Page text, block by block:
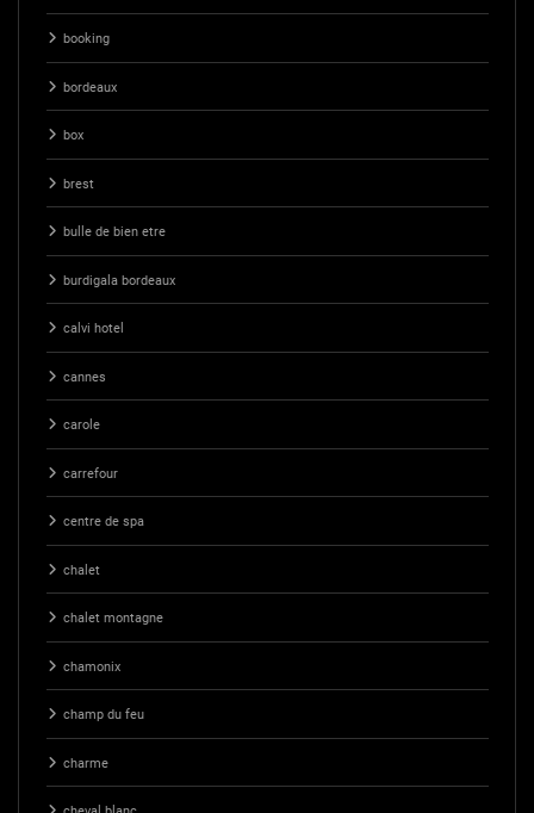
booking
bordeaux
box
brest
bulle de bien etre
burdigala bordeaux
calvi hotel
cannes
carole
carrefour
centre de spa
chalet
chalet montagne
chamonix
champ du feu
charme